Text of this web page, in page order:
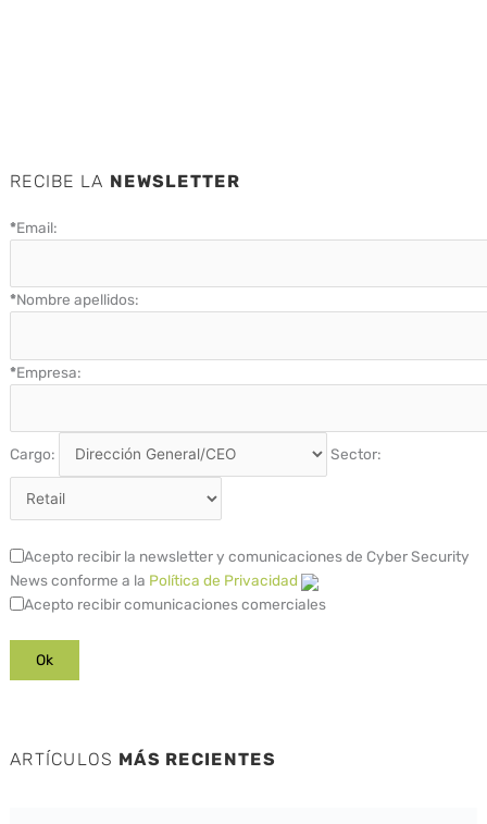
RECIBE LA NEWSLETTER
*Email:
*Nombre apellidos:
*Empresa:
Cargo: Sector:
Acepto recibir la newsletter y comunicaciones de Cyber Security
News conforme a la Política de Privacidad
Acepto recibir comunicaciones comerciales
ARTÍCULOS MÁS RECIENTES